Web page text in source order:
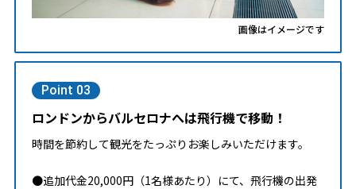
画像はイメージです
Point 03
ロンドンからバルセロナへは飛行機で移動！
時間を節約して観光をたっぷりお楽しみいただけます。
●追加代金20,000円（1名様あたり）にて、飛行機の出発